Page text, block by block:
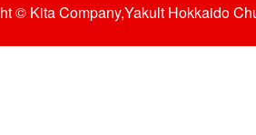
© Kita Company,Yakult Hokkaido